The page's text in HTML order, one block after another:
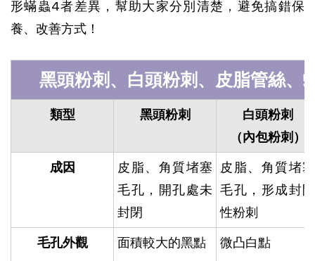
形蟎蟲4者差異，幫助大家分別清楚，避免搞錯保
養、改善方式！
黑頭粉刺、白頭粉刺、皮脂管絲、
類型 黑頭粉刺
白頭粉刺
（內包粉刺）
成因
皮脂、角質堵塞
毛孔，開孔處未
封閉
皮脂、角質堵塞
毛孔，形成封閉
性粉刺
毛孔外觀 面積較大的黑點 微凸白點